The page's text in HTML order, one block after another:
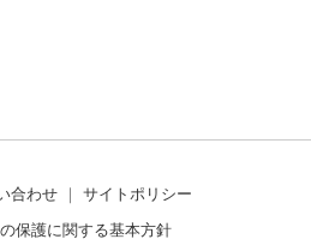
合わせ ｜ サイトポリシー
保護に関する基本方針